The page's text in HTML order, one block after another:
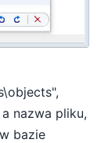
nazwa pliku,
bazie